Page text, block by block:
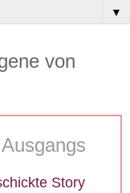
▼
von
Story